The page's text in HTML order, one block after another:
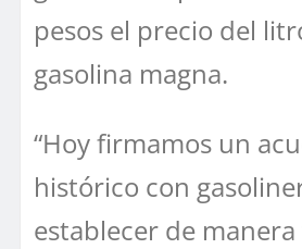
pesos el precio del
gasolina magna.
“Hoy firmamos un
histórico con
establecer de